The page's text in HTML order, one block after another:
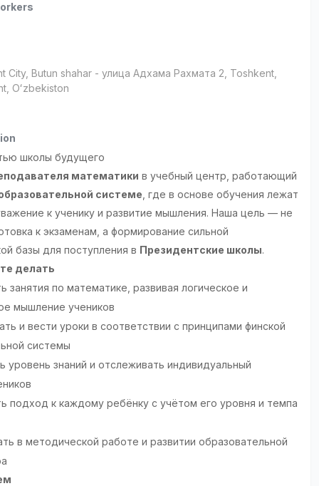
City, Butun shahar - улица Адхама Рахмата 2, Тоshkent,
Oʻzbekiston
школы будущего
математики в учебный центр, работающий
системе , где в основе обучения лежат
к ученику и развитие мышления. Наша цель — не
к экзаменам, а формирование сильной
базы для поступления в Президентские школы.
делать
занятия по математике, развивая логическое и
мышление учеников
и вести уроки в соответствии с принципами финской
системы
уровень знаний и отслеживать индивидуальный
подход к каждому ребёнку с учётом его уровня и темпа
в методической работе и развитии образовательной